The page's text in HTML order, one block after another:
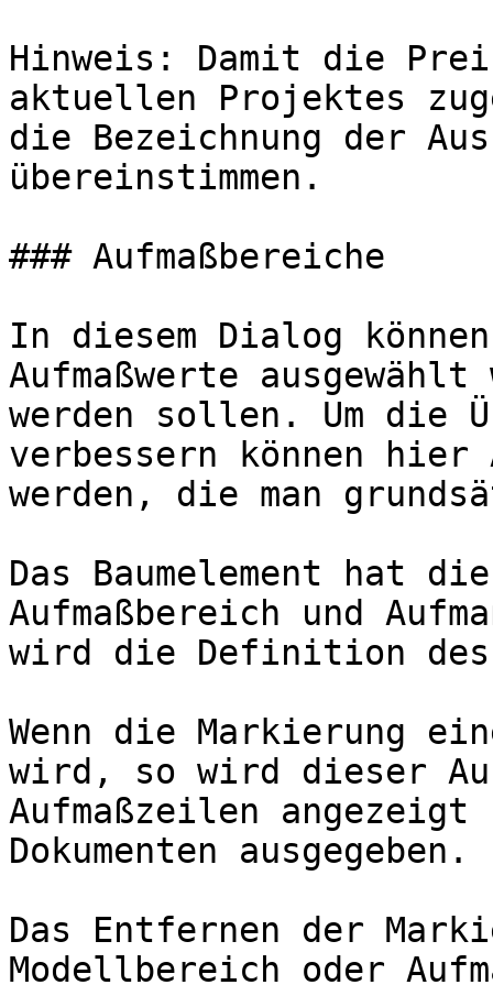
Hinweis: Damit die
aktuellen Projektes
die Bezeichnung der
übereinstimmen.
### Aufmaßbereiche
In diesem Dialog
Aufmaßwerte
werden sollen. Um die
verbessern können hier
werden, die man
Das Baumelement hat
Aufmaßbereich und
wird die Definition
Wenn die Markierung
wird, so wird dieser
Aufmaßzeilen
Dokumenten ausgegeben.
Das Entfernen der
Modellbereich oder